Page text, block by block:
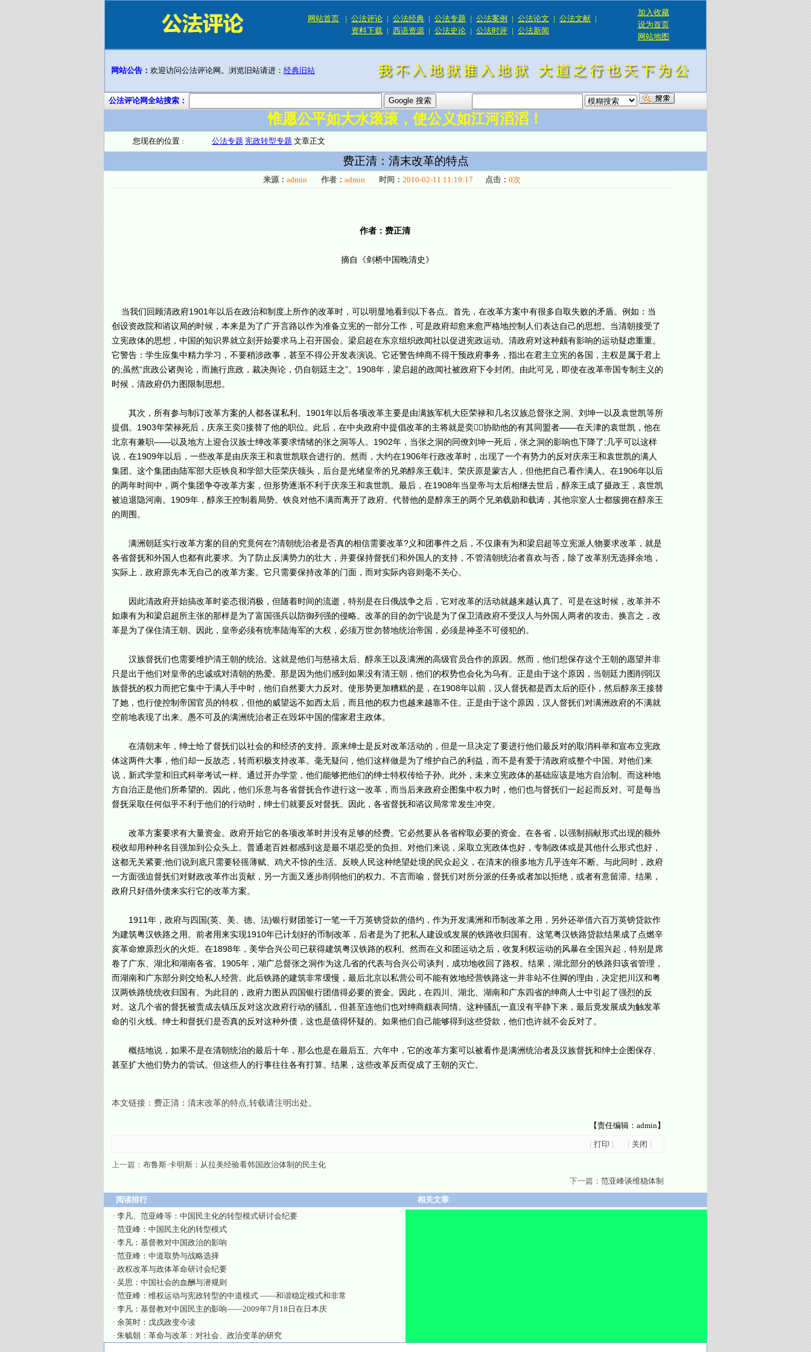
网站首页 | 公法评论 | 公法经典 | 公法专题 | 公法案例 | 公法论文 | 公法文献 |
资料下载 | 西语资源 | 公法史论 | 公法时评 | 公法新闻
加入收藏
设为首页
网站地图
网站公告： 欢迎访问公法评论网。浏览旧站请进： 经典旧站
公法评论网全站搜索：
惟愿公平如大水滚滚，使公义如江河滔滔！
您现在的位置 : 公法专题 宪政转型专题 文章正文
费正清：清末改革的特点
来源： admin 作者： admin 时间： 2010-02-11 11:19:17 点击： 0次
作者：费正清
摘自《剑桥中国晚清史》
当我们回顾清政府1901年以后在政治和制度上所作的改革时，可以明显地看到以下各点。首先，在改革方案中有很多自取失败的矛盾。例如：当
创设资政院和谘议局的时候，本来是为了广开言路以作为准备立宪的一部分工作，可是政府却愈来愈严格地控制人们表达自己的思想。当清朝接受了
立宪政体的思想，中国的知识界就立刻开始要求马上召开国会。梁启超在东京组织政闻社以促进宪政运动。清政府对这种颇有影响的运动疑虑重重。
它警告：学生应集中精力学习，不要稍涉政事，甚至不得公开发表演说。它还警告绅商不得干预政府事务，指出在君主立宪的各国，主权是属于君上
的;虽然“庶政公诸舆论，而施行庶政，裁决舆论，仍自朝廷主之”。1908年，梁启超的政闻社被政府下令封闭。由此可见，即使在改革帝国专制主义的
时候，清政府仍力图限制思想。
其次，所有参与制订改革方案的人都各谋私利。1901年以后各项改革主要是由满族军机大臣荣禄和几名汉族总督张之洞、刘坤一以及袁世凯等所
提倡。1903年荣禄死后，庆亲王奕接替了他的职位。此后，在中央政府中提倡改革的主将就是奕，协助他的有其同盟者——在天津的袁世凯，他在
北京有兼职——以及地方上迎合汉族士绅改革要求情绪的张之洞等人。1902年，当张之洞的同僚刘坤一死后，张之洞的影响也下降了;几乎可以这样
说，在1909年以后，一些改革是由庆亲王和袁世凯联合进行的。然而，大约在1906年行政改革时，出现了一个有势力的反对庆亲王和袁世凯的满人
集团。这个集团由陆军部大臣铁良和学部大臣荣庆领头，后台是光绪皇帝的兄弟醇亲王载沣。荣庆原是蒙古人，但他把自己看作满人。在1906年以后
的两年时间中，两个集团争夺改革方案，但形势逐渐不利于庆亲王和袁世凯。最后，在1908年当皇帝与太后相继去世后，醇亲王成了摄政王，袁世凯
被迫退隐河南。1909年，醇亲王控制着局势。铁良对他不满而离开了政府。代替他的是醇亲王的两个兄弟载勋和载涛，其他宗室人士都簇拥在醇亲王
的周围。
满洲朝廷实行改革方案的目的究竟何在?清朝统治者是否真的相信需要改革?义和团事件之后，不仅康有为和梁启超等立宪派人物要求改革，就是
各省督抚和外国人也都有此要求。为了防止反满势力的壮大，并要保持督抚们和外国人的支持，不管清朝统治者喜欢与否，除了改革别无选择余地，
实际上，政府原先本无自己的改革方案。它只需要保持改革的门面，而对实际内容则毫不关心。
因此清政府开始搞改革时姿态很消极，但随着时间的流逝，特别是在日俄战争之后，它对改革的活动就越来越认真了。可是在这时候，改革并不
如康有为和梁启超所主张的那样是为了富国强兵以防御列强的侵略。改革的目的勿宁说是为了保卫清政府不受汉人与外国人两者的攻击。换言之，改
革是为了保住清王朝。因此，皇帝必须有统率陆海军的大权，必须万世勿替地统治帝国，必须是神圣不可侵犯的。
汉族督抚们也需要维护清王朝的统治。这就是他们与慈禧太后、醇亲王以及满洲的高级官员合作的原因。然而，他们想保存这个王朝的愿望并非
只是出于他们对皇帝的忠诚或对清朝的热爱。那是因为他们感到如果没有清王朝，他们的权势也会化为乌有。正是由于这个原因，当朝廷力图削弱汉
族督抚的权力而把它集中于满人手中时，他们自然要大力反对。使形势更加糟糕的是，在1908年以前，汉人督抚都是西太后的臣仆，然后醇亲王接替
了她，也行使控制帝国官员的特权，但他的威望远不如西太后，而且他的权力也越来越靠不住。正是由于这个原因，汉人督抚们对满洲政府的不满就
空前地表现了出来。愚不可及的满洲统治者正在毁坏中国的儒家君主政体。
在清朝末年，绅士给了督抚们以社会的和经济的支持。原来绅士是反对改革活动的，但是一旦决定了要进行他们最反对的取消科举和宣布立宪政
体这两件大事，他们却一反故态，转而积极支持改革。毫无疑问，他们这样做是为了维护自己的利益，而不是有爱于清政府或整个中国。对他们来
说，新式学堂和旧式科举考试一样。通过开办学堂，他们能够把他们的绅士特权传给子孙。此外，未来立宪政体的基础应该是地方自治制。而这种地
方自治正是他们所希望的。因此，他们乐意与各省督抚合作进行这一改革，而当后来政府企图集中权力时，他们也与督抚们一起起而反对。可是每当
督抚采取任何似乎不利于他们的行动时，绅士们就要反对督抚。因此，各省督抚和谘议局常常发生冲突。
改革方案要求有大量资金。政府开始它的各项改革时并没有足够的经费。它必然要从各省榨取必要的资金。在各省，以强制捐献形式出现的额外
税收却用种种名目强加到公众头上。普通老百姓都感到这是最不堪忍受的负担。对他们来说，采取立宪政体也好，专制政体或是其他什么形式也好，
这都无关紧要;他们说到底只需要轻徭薄赋、鸡犬不惊的生活。反映人民这种绝望处境的民众起义，在清末的很多地方几乎连年不断。与此同时，政府
一方面强迫督抚们对财政改革作出贡献，另一方面又逐步削弱他们的权力。不言而喻，督抚们对所分派的任务或者加以拒绝，或者有意留滞。结果，
政府只好借外债来实行它的改革方案。
1911年，政府与四国(英、美、德、法)银行财团签订一笔一千万英镑贷款的借约，作为开发满洲和币制改革之用，另外还举借六百万英镑贷款作
为建筑粤汉铁路之用。前者用来实现1910年已计划好的币制改革，后者是为了把私人建设或发展的铁路收归国有。这笔粤汉铁路贷款结果成了点燃辛
亥革命燎原烈火的火炬。在1898年，美华合兴公司已获得建筑粤汉铁路的权利。然而在义和团运动之后，收复利权运动的风暴在全国兴起，特别是席
卷了广东、湖北和湖南各省。1905年，湖广总督张之洞作为这几省的代表与合兴公司谈判，成功地收回了路权。结果，湖北部分的铁路归该省管理，
而湖南和广东部分则交给私人经营。此后铁路的建筑非常缓慢，最后北京以私营公司不能有效地经营铁路这一并非站不住脚的理由，决定把川汉和粤
汉两铁路统统收归国有。为此目的，政府力图从四国银行团借得必要的资金。因此，在四川、湖北、湖南和广东四省的绅商人士中引起了强烈的反
对。这几个省的督抚被责成去镇压反对这次政府行动的骚乱，但甚至连他们也对绅商颇表同情。这种骚乱一直没有平静下来，最后竟发展成为触发革
命的引火线。绅士和督抚们是否真的反对这种外债，这也是值得怀疑的。如果他们自己能够得到这些贷款，他们也许就不会反对了。
概括地说，如果不是在清朝统治的最后十年，那么也是在最后五、六年中，它的改革方案可以被看作是满洲统治者及汉族督抚和绅士企图保存、
甚至扩大他们势力的尝试。但这些人的行事往往各有打算。结果，这些改革反而促成了王朝的灭亡。
本文链接： 费正清：清末改革的特点,转载请注明出处。
【责任编辑：admin】
[ 打印 ] [ 关闭 ]
上一篇： 布鲁斯·卡明斯：从拉美经验看韩国政治体制的民主化
下一篇： 范亚峰谈维稳体制
阅读排行
· 李凡、范亚峰等：中国民主化的转型模式研讨会纪要
· 范亚峰：中国民主化的转型模式
· 李凡：基督教对中国政治的影响
· 范亚峰：中道取势与战略选择
· 政权改革与政体革命研讨会纪要
· 吴思：中国社会的血酬与潜规则
· 范亚峰：维权运动与宪政转型的中道模式 ——和谐稳定模式和非常
· 李凡：基督教对中国民主的影响——2009年7月18日在日本庆
· 余英时：戊戌政变今读
· 朱毓朝：革命与改革：对社会、政治变革的研究
相关文章